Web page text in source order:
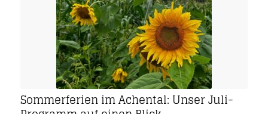
Sommerferien im Achental: Unser Juli-